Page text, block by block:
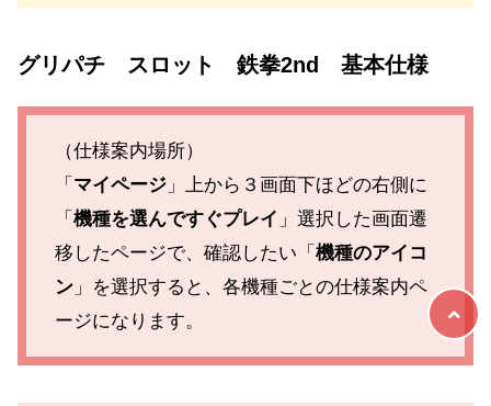
グリパチ スロット 鉄拳2nd 基本仕様
（仕様案内場所）
「 マイページ」上から３画面下ほどの右側に
「 機種を選んですぐプレイ 」選択した画面遷
移したページで、確認したい「 機種のアイコ
ン」を選択すると、各機種ごとの仕様案内ペ
ージになります。